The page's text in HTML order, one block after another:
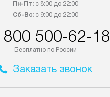
Пн-Пт:с 8:00 до 22:00
Сб-Вс:с 9:00 до 22:00
800 500-62-18
Бесплатно по России
Заказать звонок